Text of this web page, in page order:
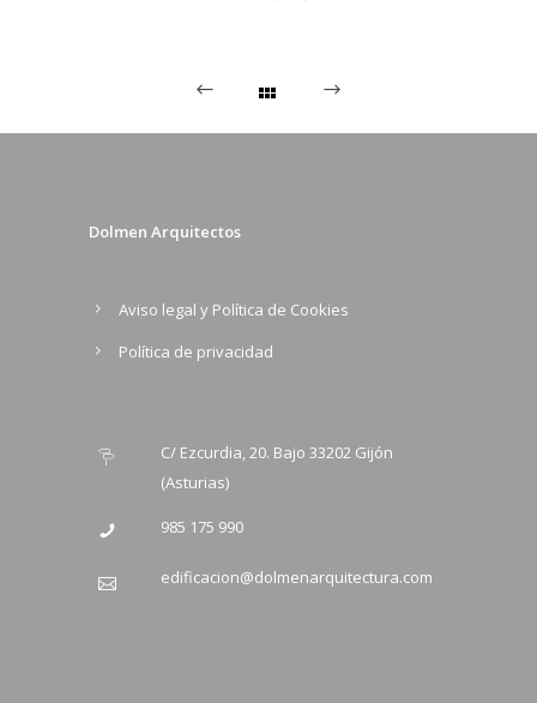
Dolmen Arquitectos
Aviso legal y Política de Cookies
Política de privacidad
C/ Ezcurdia, 20. Bajo 33202 Gijón
(Asturias)
985 175 990
edificacion@dolmenarquitectura.com